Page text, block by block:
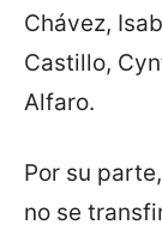
Chávez,
Castillo,
Alfaro.
Por su
no se